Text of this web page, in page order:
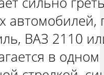
автомобилей,
ВАЗ 2110
в